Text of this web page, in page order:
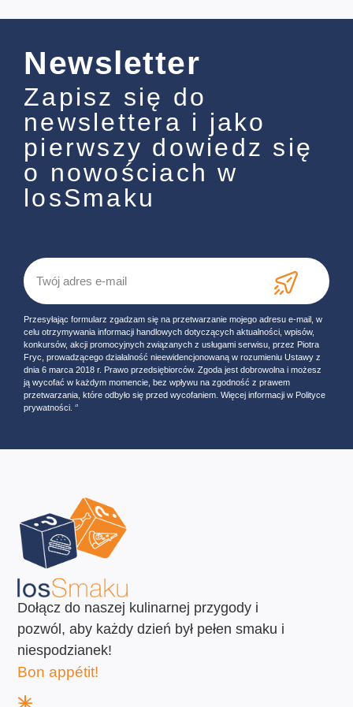
Newsletter
Zapisz się do
newslettera i jako
pierwszy dowiedz się
o nowościach w
losSmaku
Przesyłając formularz zgadzam się na przetwarzanie mojego adresu e-mail, w
celu otrzymywania informacji handlowych dotyczących aktualności, wpisów,
konkursów, akcji promocyjnych związanych z usługami serwisu, przez Piotra
Fryc, prowadzącego działalność nieewidencjonowaną w rozumieniu Ustawy z
dnia 6 marca 2018 r. Prawo przedsiębiorców. Zgoda jest dobrowolna i możesz
ją wycofać w każdym momencie, bez wpływu na zgodność z prawem
przetwarzania, które odbyło się przed wycofaniem. Więcej informacji w Polityce
prywatności. ‘’
Dołącz do naszej kulinarnej przygody i
pozwól, aby każdy dzień był pełen smaku i
niespodzianek!
Bon appétit!